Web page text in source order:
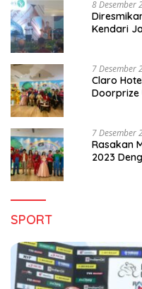
8 Desember
Kendari
7 Desember
Claro
Doorprize
7 Desember
Rasakan
2023
SPORT